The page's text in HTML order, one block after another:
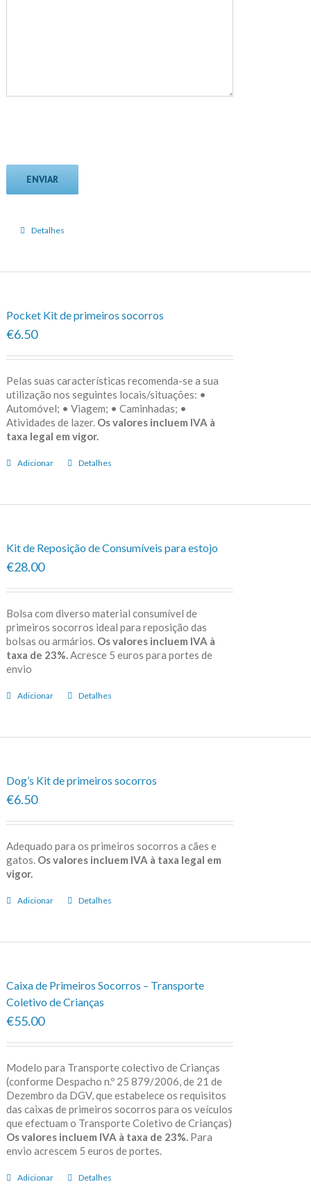
Detalhes
Pocket Kit de primeiros socorros
€6.50
Pelas suas características recomenda-se a sua
utilização nos seguintes locais/situações: •
Automóvel; • Viagem; • Caminhadas; •
Atividades de lazer. Os valores incluem IVA à
taxa legal em vigor.
Adicionar Detalhes
Kit de Reposição de Consumíveis para estojo
€28.00
Bolsa com diverso material consumível de
primeiros socorros ideal para reposição das
bolsas ou armários. Os valores incluem IVA à
taxa de 23%. Acresce 5 euros para portes de
envio
Adicionar Detalhes
Dog’s Kit de primeiros socorros
€6.50
Adequado para os primeiros socorros a cães e
gatos. Os valores incluem IVA à taxa legal em
vigor.
Adicionar Detalhes
Caixa de Primeiros Socorros – Transporte
Coletivo de Crianças
€55.00
Modelo para Transporte colectivo de Crianças
(conforme Despacho n.º 25 879/2006, de 21 de
Dezembro da DGV, que estabelece os requisitos
das caixas de primeiros socorros para os veículos
que efectuam o Transporte Coletivo de Crianças)
Os valores incluem IVA à taxa de 23%. Para
envio acrescem 5 euros de portes.
Adicionar Detalhes